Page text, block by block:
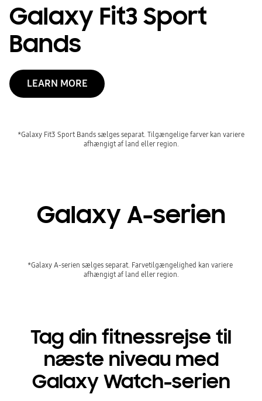
Galaxy Fit3 Sport
Bands
LEARN MORE
*Galaxy Fit3 Sport Bands sælges separat. Tilgængelige farver kan variere
afhængigt af land eller region.
Galaxy A-serien
*Galaxy A-serien sælges separat. Farvetilgængelighed kan variere
afhængigt af land eller region.
Tag din fitnessrejse til
næste niveau med
Galaxy Watch-serien